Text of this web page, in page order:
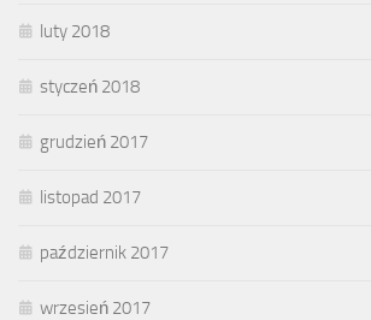
luty 2018
styczeń 2018
grudzień 2017
listopad 2017
październik 2017
wrzesień 2017